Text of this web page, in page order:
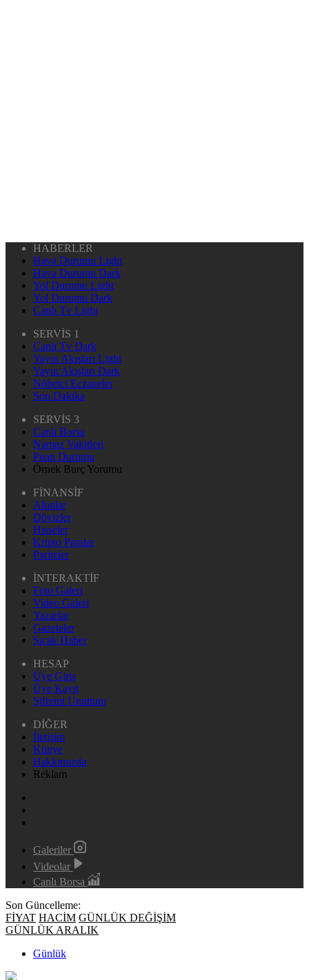
HABERLER
Hava Durumu Light
Hava Durumu Dark
Yol Durumu Light
Yol Durumu Dark
Canlı Tv Light
SERVİS 1
Canlı Tv Dark
Yayın Akışları Light
Yayın Akışları Dark
Nöbetçi Eczaneler
Son Dakika
SERVİS 3
Canlı Borsa
Namaz Vakitleri
Puan Durumu
Örnek Burç Yorumu
FİNANSİF
Altınlar
Dövizler
Hisseler
Kripto Paralar
Pariteler
İNTERAKTİF
Foto Galeri
Video Galeri
Yazarlar
Gazeteler
Sıcak Haber
HESAP
Üye Giriş
Üye Kayıt
Şifremi Unuttum
DİĞER
İletişim
Künye
Hakkımızda
Reklam
Galeriler
Videolar
Canlı Borsa
Son Güncelleme:
FİYAT HACİM GÜNLÜK DEĞİŞİM
GÜNLÜK ARALIK
Günlük